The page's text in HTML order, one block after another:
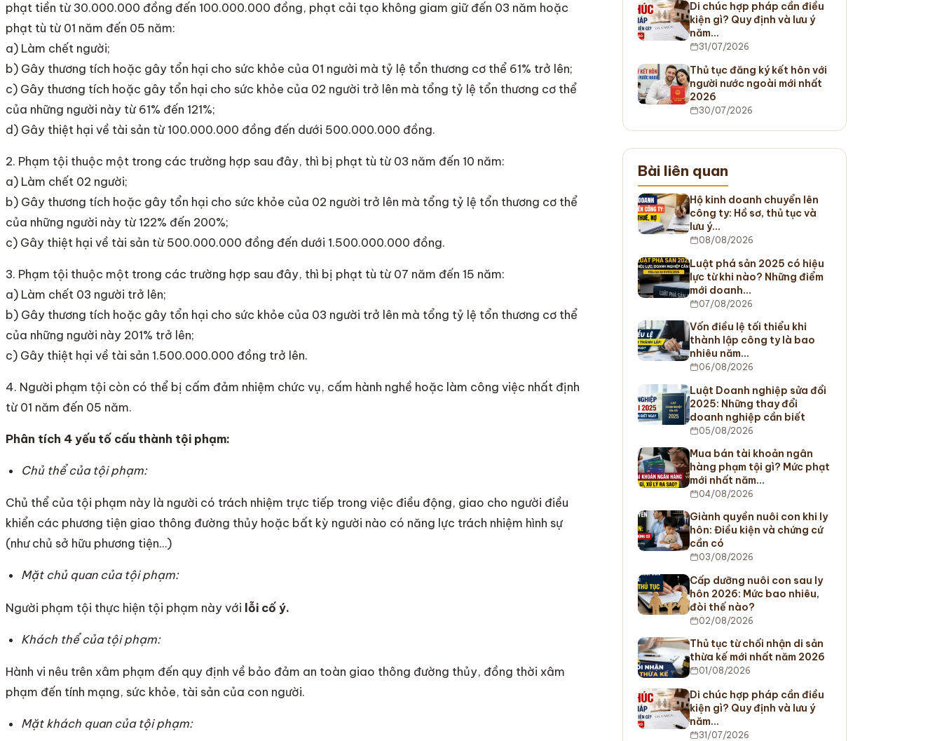
phạt tiền từ 30.000.000 đồng đến 100.000.000 đồng, phạt cải tạo không giam giữ đến 03 năm hoặc
phạt tù từ 01 năm đến 05 năm:
a) Làm chết người;
b) Gây thương tích hoặc gây tổn hại cho sức khỏe của 01 người mà tỷ lệ tổn thương cơ thể 61% trở lên;
c) Gây thương tích hoặc gây tổn hại cho sức khỏe của 02 người trở lên mà tổng tỷ lệ tổn thương cơ thể
của những người này từ 61% đến 121%;
d) Gây thiệt hại về tài sản từ 100.000.000 đồng đến dưới 500.000.000 đồng.
2. Phạm tội thuộc một trong các trường hợp sau đây, thì bị phạt tù từ 03 năm đến 10 năm:
a) Làm chết 02 người;
b) Gây thương tích hoặc gây tổn hại cho sức khỏe của 02 người trở lên mà tổng tỷ lệ tổn thương cơ thể
của những người này từ 122% đến 200%;
c) Gây thiệt hại về tài sản từ 500.000.000 đồng đến dưới 1.500.000.000 đồng.
3. Phạm tội thuộc một trong các trường hợp sau đây, thì bị phạt tù từ 07 năm đến 15 năm:
a) Làm chết 03 người trở lên;
b) Gây thương tích hoặc gây tổn hại cho sức khỏe của 03 người trở lên mà tổng tỷ lệ tổn thương cơ thể
của những người này 201% trở lên;
c) Gây thiệt hại về tài sản 1.500.000.000 đồng trở lên.
4. Người phạm tội còn có thể bị cấm đảm nhiệm chức vụ, cấm hành nghề hoặc làm công việc nhất định
từ 01 năm đến 05 năm.
Phân tích 4 yếu tố cấu thành tội phạm:
Chủ thể của tội phạm:
Chủ thể của tội phạm này là người có trách nhiệm trực tiếp trong việc điều động, giao cho người điều
khiển các phương tiện giao thông đường thủy hoặc bất kỳ người nào có năng lực trách nhiệm hình sự
(như chủ sở hữu phương tiện…)
Mặt chủ quan của tội phạm:
Người phạm tội thực hiện tội phạm này với lỗi cố ý.
Khách thể của tội phạm:
Hành vi nêu trên xâm phạm đến quy định về bảo đảm an toàn giao thông đường thủy, đồng thời xâm
phạm đến tính mạng, sức khỏe, tài sản của con người.
Mặt khách quan của tội phạm:
Di chúc hợp pháp cần điều
kiện gì? Quy định và lưu ý
năm…
31/07/2026
Thủ tục đăng ký kết hôn với
người nước ngoài mới nhất
2026
30/07/2026
Bài liên quan
Hộ kinh doanh chuyển lên
công ty: Hồ sơ, thủ tục và
lưu ý…
08/08/2026
Luật phá sản 2025 có hiệu
lực từ khi nào? Những điểm
mới doanh…
07/08/2026
Vốn điều lệ tối thiểu khi
thành lập công ty là bao
nhiêu năm…
06/08/2026
Luật Doanh nghiệp sửa đổi
2025: Những thay đổi
doanh nghiệp cần biết
05/08/2026
Mua bán tài khoản ngân
hàng phạm tội gì? Mức phạt
mới nhất năm…
04/08/2026
Giành quyền nuôi con khi ly
hôn: Điều kiện và chứng cứ
cần có
03/08/2026
Cấp dưỡng nuôi con sau ly
hôn 2026: Mức bao nhiêu,
đòi thế nào?
02/08/2026
Thủ tục từ chối nhận di sản
thừa kế mới nhất năm 2026
01/08/2026
Di chúc hợp pháp cần điều
kiện gì? Quy định và lưu ý
năm…
31/07/2026